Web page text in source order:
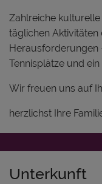
Zahlreiche
täglichen
Herausforderungen
Tennisplätze und
Wir freuen uns auf
herzlichst Ihre
Unterkunft